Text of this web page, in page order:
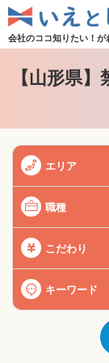
会社のココ知りたい！が
【山形県
エリア
職種
こだわり
キーワード